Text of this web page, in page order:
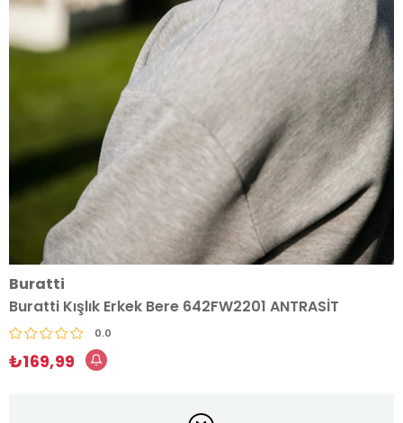
Buratti
Buratti Kışlık Erkek Bere 642FW2201 ANTRASİT
0.0
₺169,99